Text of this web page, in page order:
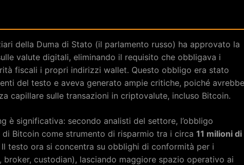
della Duma di Stato (il parlamento russo) ha approvato la
valute digitali, eliminando il requisito che obbligava i
fiscali i propri indirizzi wallet. Questo obbligo era stato
del testo e aveva generato ampie critiche, poiché avrebbe
capillare sulle transazioni in criptovalute, incluso Bitcoin.
è significativa: secondo analisti del settore, l’obbligo
di Bitcoin come strumento di risparmio tra i circa 11 milioni di
Il testo ora si concentra su obblighi di conformità per i
custodian), lasciando maggiore spazio operativo ai